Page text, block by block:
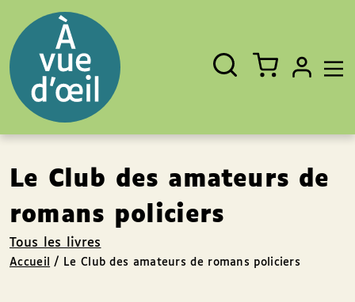
Fermer
Rechercher
un
livre,
un
auteur,
un
EAN
Le Club des amateurs de
romans policiers
Tous les livres
Accueil / Le Club des amateurs de romans policiers